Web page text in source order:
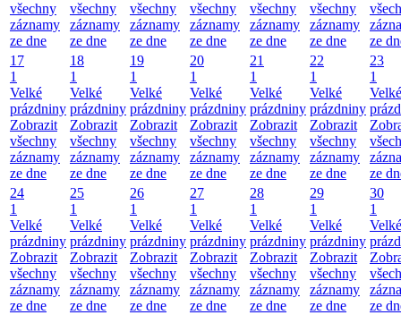
všechny
záznamy
ze dne
všechny
záznamy
ze dne
všechny
záznamy
ze dne
všechny
záznamy
ze dne
všechny
záznamy
ze dne
všechny
záznamy
ze dne
ze
17
1
Velké
prázdniny
Zobrazit
všechny
záznamy
ze dne
18
1
Velké
prázdniny
Zobrazit
všechny
záznamy
ze dne
19
1
Velké
prázdniny
Zobrazit
všechny
záznamy
ze dne
20
1
Velké
prázdniny
Zobrazit
všechny
záznamy
ze dne
21
1
Velké
prázdniny
Zobrazit
všechny
záznamy
ze dne
22
1
Velké
prázdniny
Zobrazit
všechny
záznamy
ze dne
23
1
Velké
ze
24
1
Velké
prázdniny
Zobrazit
všechny
záznamy
ze dne
25
1
Velké
prázdniny
Zobrazit
všechny
záznamy
ze dne
26
1
Velké
prázdniny
Zobrazit
všechny
záznamy
ze dne
27
1
Velké
prázdniny
Zobrazit
všechny
záznamy
ze dne
28
1
Velké
prázdniny
Zobrazit
všechny
záznamy
ze dne
29
1
Velké
prázdniny
Zobrazit
všechny
záznamy
ze dne
30
1
Velké
ze